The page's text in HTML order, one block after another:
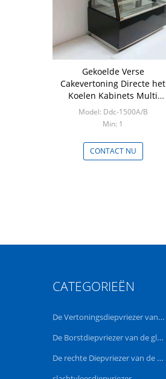
Gekoelde Verse
Cakevertoning Directe het
Koelen Kabinets Multi
Functioneel
Model: Ddc-1500A/B
Min: 1
CONTACT NU
CATEGORIEËN
De Vertoningsdiepvriezer van de glasdeur
De Borstdiepvriezer van de glasdeur
De rechte Diepvriezer van de Glasdeur